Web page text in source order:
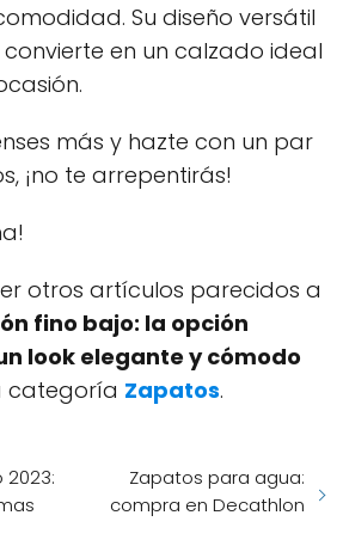
Su diseño versátil
en un calzado ideal
más y hazte con un par
¡no te arrepentirás!
otros artículos parecidos a
fino bajo: la opción
look elegante y cómodo
categoría Zapatos.
2023:
Zapatos para agua:
compra en Decathlon